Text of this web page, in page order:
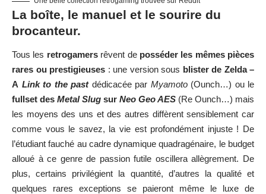
La boîte, le manuel et le sourire du
brocanteur.
Tous les retrogamersrêvent de posséder les mêmes pièces
rares ou prestigieuses : une version sous blister de Zelda –
A Link to the pastdédicacée par Myamoto(Ounch…) ou le
fullset des Metal Slug sur Neo Geo AES (Re Ounch…) mais
les moyens des uns et des autres diffèrent sensiblement car
comme vous le savez, la vie est profondément injuste ! De
l’étudiant fauché au cadre dynamique quadragénaire, le budget
alloué à ce genre de passion futile oscillera allègrement. De
plus, certains privilégient la quantité, d’autres la qualité et
quelques rares exceptions se paieront même le luxe de